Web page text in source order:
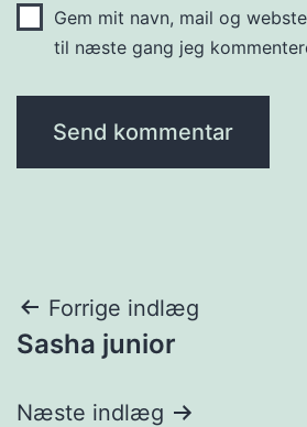
Gem mit navn, mail og
til næste gang jeg
Forrige indlæg
Sasha junior
Næste indlæg